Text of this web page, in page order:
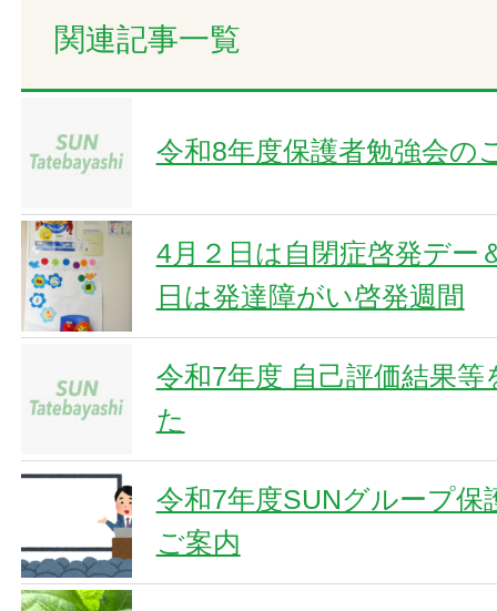
関連記事一覧
令和8年度保護者勉強会の
4月２日は自閉症啓発デー
日は発達障がい啓発週間
令和7年度 自己評価結果等
た
令和7年度SUNグループ保
ご案内